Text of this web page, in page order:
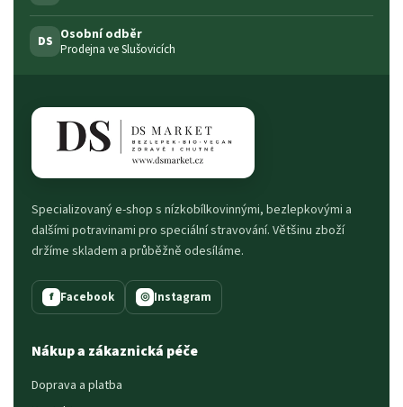
DS Osobní odběr
Prodejna ve Slušovicích
Specializovaný e-shop s nízkobílkovinnými, bezlepkovými a
dalšími potravinami pro speciální stravování. Většinu zboží
držíme skladem a průběžně odesíláme.
f Facebook ◎ Instagram
Nákup a zákaznická péče
Doprava a platba